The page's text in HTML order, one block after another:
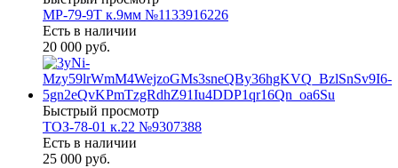
МР-79-9Т к.9мм №1133916226
Есть в наличии
20 000 руб.
Быстрый просмотр
ТОЗ-78-01 к.22 №9307388
Есть в наличии
25 000 руб.